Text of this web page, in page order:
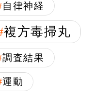
自律神経
複方毒掃丸
調査結果
運動